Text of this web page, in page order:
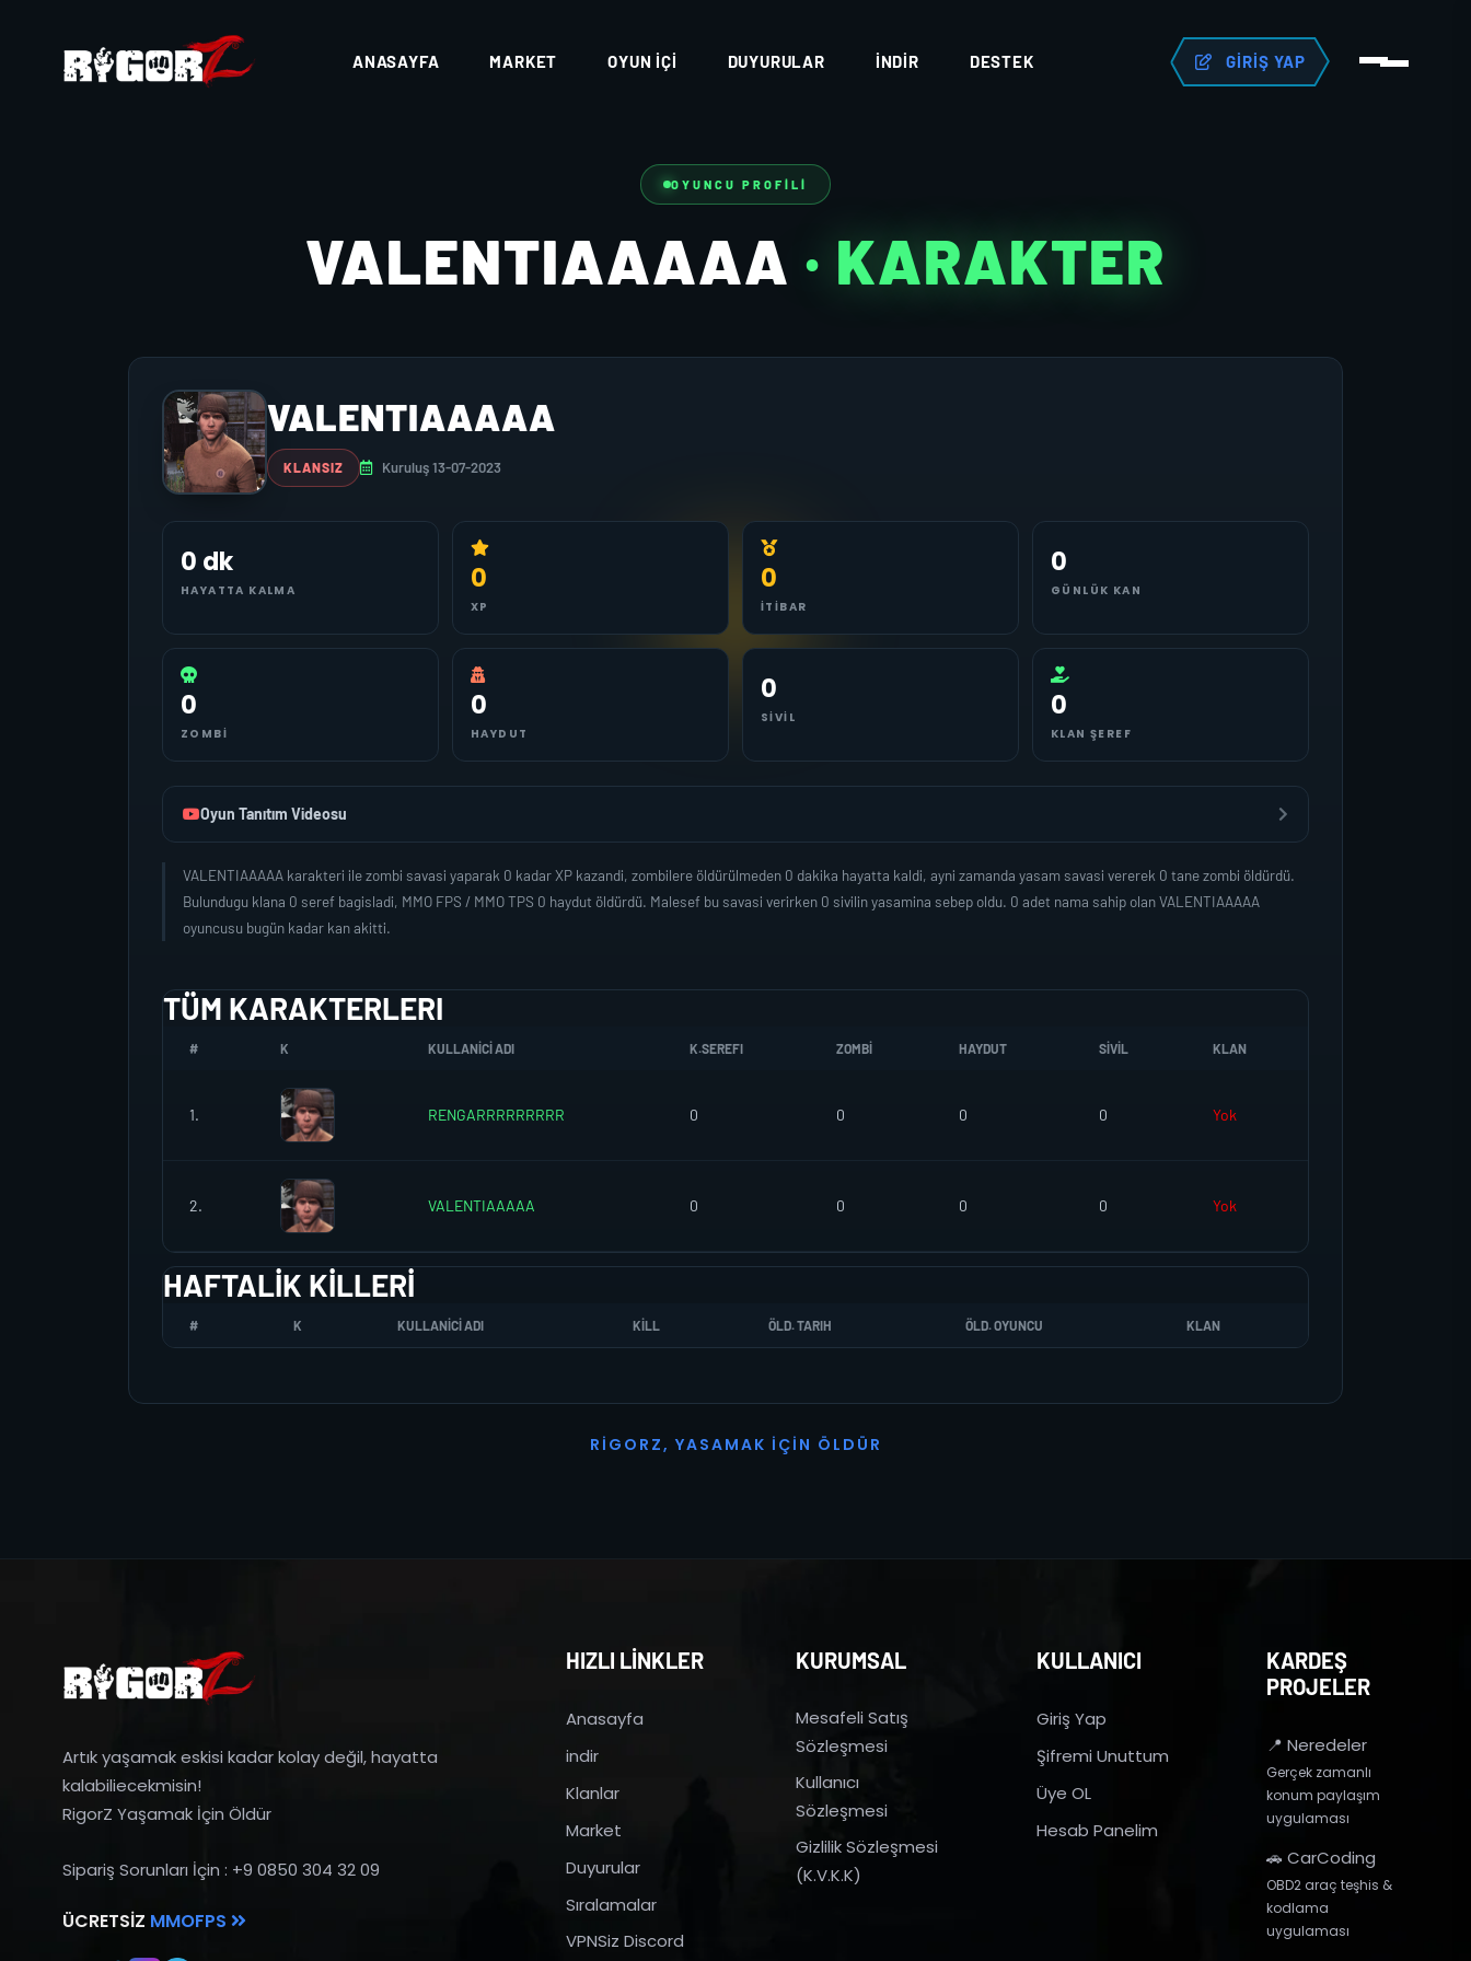
ANASAYFA MARKET OYUN İÇI DUYURULAR İNDIR DESTEK GIRIŞ YAP
OYUNCU PROFILI
VALENTIAAAAA · KARAKTER
VALENTIAAAAA
KLANSIZ Kuruluş 13-07-2023
0 dk
HAYATTA KALMA 0
XP
0
İTIBAR
0
GÜNLÜK KAN
0
ZOMBI
0
HAYDUT
0
SIVIL 0
KLAN ŞEREF
Oyun Tanıtım Videosu
VALENTIAAAAA karakteri ile zombi savasi yaparak 0 kadar XP kazandi, zombilere öldürülmeden 0 dakika hayatta kaldi, ayni zamanda yasam savasi vererek 0 tane zombi öldürdü.
Bulundugu klana 0 seref bagisladi, MMO FPS / MMO TPS 0 haydut öldürdü. Malesef bu savasi verirken 0 sivilin yasamina sebep oldu. 0 adet nama sahip olan VALENTIAAAAA
oyuncusu bugün kadar kan akitti.
TÜM KARAKTERLERI
# K KULLANICI ADI K.SEREFI ZOMBI HAYDUT SIVIL KLAN
1. RENGARRRRRRRRR 0 0 0 0 Yok
2. VALENTIAAAAA 0 0 0 0 Yok
HAFTALIK KILLERI
# K KULLANICI ADI KILL ÖLD. TARIH ÖLD. OYUNCU KLAN
R I G O R Z, YASAMAK İ ÇI N Ö L D Ü R
Artık yaşamak eskisi kadar kolay değil, hayatta
kalabiliecekmisin!
RigorZ Yaşamak İçin Öldür
Sipariş Sorunları İçin : +9 0850 304 32 09
ÜCRETSIZ MMOFPS
HIZLI LİNKLER
Anasayfa
indir
Klanlar
Market
Duyurular
Sıralamalar
VPNSiz Discord
KURUMSAL
Mesafeli Satış
Sözleşmesi
Kullanıcı
Sözleşmesi
Gizlilik Sözleşmesi
(K.V.K.K)
KULLANICI
Giriş Yap
Şifremi Unuttum
Üye OL
Hesab Panelim
KARDEŞ
PROJELER
📍 Neredeler
Gerçek zamanlı
konum paylaşım
uygulaması
🚗 CarCoding
OBD2 araç teşhis &
kodlama
uygulaması